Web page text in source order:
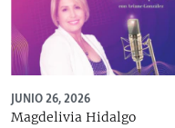
JUNIO 26, 2026
Magdelivia Hidalgo